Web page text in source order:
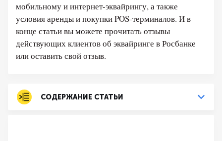
мобильному и интернет-эквайрингу, а также
условия аренды и покупки POS-терминалов. И в
конце статьи вы можете прочитать отзывы
действующих клиентов об эквайринге в Росбанке
или оставить свой отзыв.
СОДЕРЖАНИЕ СТАТЬИ